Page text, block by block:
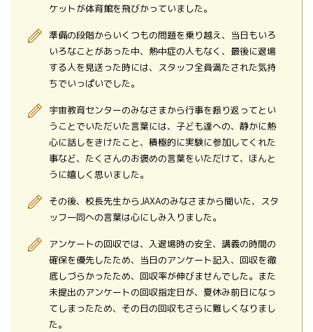
ケットが体育館を飛びかっていました。
準備の段階からいくつもの問題を乗り越え、当日もいろ
いろなことがあった中、熱中症の人もなく、最後に退場
する人を見送った時には、スタッフ全員満たされた気持
ちでいっぱいでした。
宇宙教育センターのみなさまから行事を振り返ってとい
うことでいただいた言葉には、子ども達への、静かに熱
心に話しをきけたこと、積極的に実験に参加してくれた
事など、たくさんのお褒めの言葉をいただけて、ほんと
うに嬉しく思いました。
その後、校長先生からJAXAのみなさまから聞いた、スタ
ッフ一同への言葉は心にしみ入りました。
アンケートの回収では、入退場時の安全、講義の時間の
確保を優先したため、当日のアンケート記入、回収を徹
底しづらかったため、回収率が伸びませんでした。また
未提出のアンケートの回収指定日が、夏休み前日になっ
てしまったため、その日の回収もさらに難しくなりまし
た。